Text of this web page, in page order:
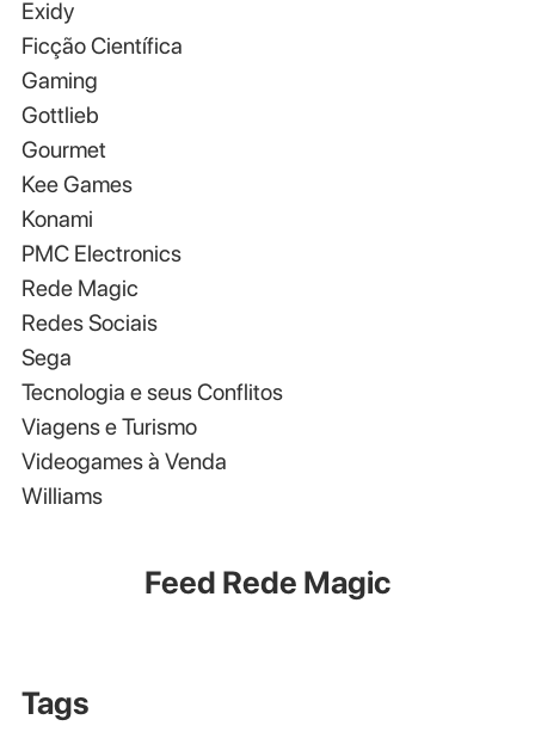
Exidy
Ficção Científica
Gaming
Gottlieb
Gourmet
Kee Games
Konami
PMC Electronics
Rede Magic
Redes Sociais
Sega
Tecnologia e seus Conflitos
Viagens e Turismo
Videogames à Venda
Williams
Feed Rede Magic
Tags